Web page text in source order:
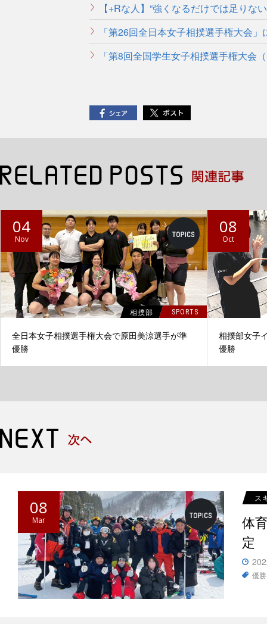
【+Rな人】“強くなるだけでは足り
「第26回全日本女子相撲選手権大会
「第8回全国学生女子相撲選手権大会
04
Nov
相撲部 SPORTS
全日本女子相撲選手権大会で原田美涼選手が準
優勝
08
Oct
相撲部女子
優勝
08
Mar
ス
体
定
優勝